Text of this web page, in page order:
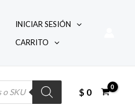
INICIAR SESIÓN
CARRITO
$ 0